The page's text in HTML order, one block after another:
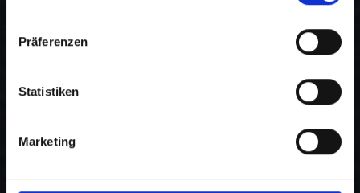
Präferenzen
Statistiken
Marketing